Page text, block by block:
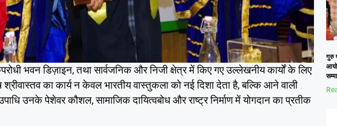
भवन डिज़ाइन, तथा सार्वजनिक और निजी क्षेत्र में किए गए उल्लेखनीय कार्यों के लिए
का कार्य न केवल भारतीय वास्तुकला को नई दिशा देता है, बल्कि आने वाली
उनके पेशेवर कौशल, सामाजिक दायित्वबोध और राष्ट्र निर्माण में योगदान का प्रतीक
गुरु